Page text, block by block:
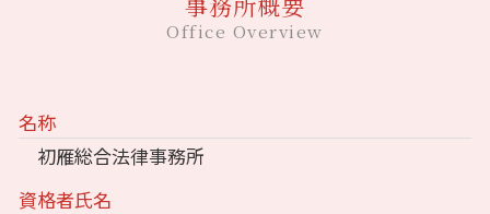
Office Overview
名称
初雁総合法律事務所
資格者氏名